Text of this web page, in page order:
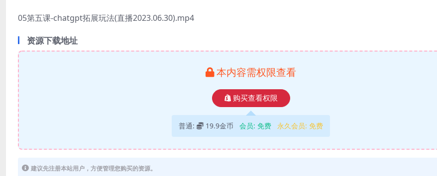
05第五课-chatgpt拓展玩法(直播2023.06.30).mp4
资源下载地址
本内容需权限查看
购买查看权限
普通: 19.9金币 会员: 免费 永久会员: 免费
建议先注册本站用户，方便管理您购买的资源。